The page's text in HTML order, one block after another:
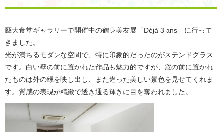
​藝大食堂ギャラリーで開催中の鶴身美友展「Déjà 3 ans」に行って
きました。
​光が満ちるモダンな空間で、特に印象的だったのがステンドグラス
です。白い壁の前に置かれた作品も魅力的ですが、窓の前に置かれ
たものは外の緑を映し出し、また違った美しい景色を見せてくれま
す。質感の表現が精緻で透き通る輝きに目を奪われました。